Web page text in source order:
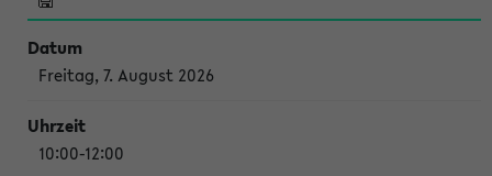
Freitag, 7. August 2026
10:00-12:00